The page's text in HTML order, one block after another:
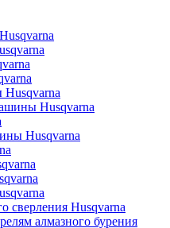
Husqvarna
Husqvarna
сверления Husqvarna
алмазного бурения